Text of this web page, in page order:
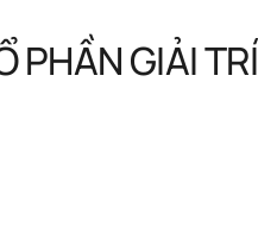
PHẦN GIẢI TRÍ